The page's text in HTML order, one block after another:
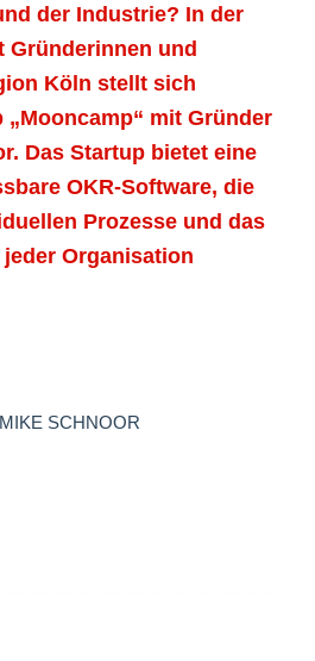
der Industrie? In der
Gründerinnen und
Köln stellt sich
mit Gründer
Das Startup bietet eine
OKR-Software, die
Prozesse und das
Organisation
MIKE SCHNOOR